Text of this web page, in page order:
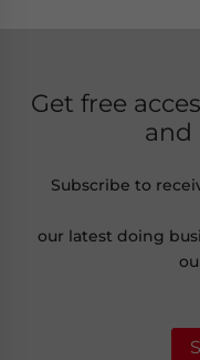
Get free
and
Subscribe to
our latest doing